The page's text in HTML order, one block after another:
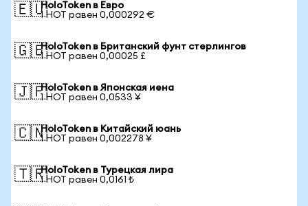
🇪🇺HoloToken в Евро
1 HOT равен 0,000292 €
🇬🇧HoloToken в Британский фунт стерлингов
1 HOT равен 0,00025 £
🇯🇵HoloToken в Японская иена
1 HOT равен 0,0533 ¥
🇨🇳HoloToken в Китайский юань
1 HOT равен 0,002278 ¥
🇹🇷HoloToken в Турецкая лира
1 HOT равен 0,0161 ₺